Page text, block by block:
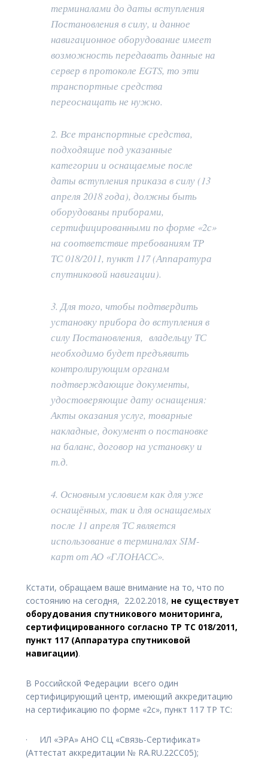
терминалами до даты вступления
Постановления в силу, и данное
навигационное оборудование имеет
возможность передавать данные на
сервер в протоколе EGTS, то эти
транспортные средства
переоснащать не нужно.
2. Все транспортные средства,
подходящие под указанные
категории и оснащаемые после
даты вступления приказа в силу (13
апреля 2018 года), должны быть
оборудованы приборами,
сертифицированными по форме «2с»
на соответствие требованиям ТР
ТС 018/2011, пункт 117 (Аппаратура
спутниковой навигации).
3. Для того, чтобы подтвердить
установку прибора до вступления в
силу Постановления, владельцу ТС
необходимо будет предъявить
контролирующим органам
подтверждающие документы,
удостоверяющие дату оснащения:
Акты оказания услуг, товарные
накладные, документ о постановке
на баланс, договор на установку и
т.д.
4. Основным условием как для уже
оснащённых, так и для оснащаемых
после 11 апреля ТС является
использование в терминалах SIM-
карт от АО «ГЛОНАСС».
Кстати, обращаем ваше внимание на то, что по
состоянию на сегодня, 22.02.2018, не существует
оборудования спутникового мониторинга,
сертифицированного согласно ТР ТС 018/2011,
пункт 117 (Аппаратура спутниковой
навигации).
В Российской Федерации всего один
сертифицирующий центр, имеющий аккредитацию
на сертификацию по форме «2с», пункт 117 ТР ТС:
· ИЛ «ЭРА» АНО СЦ «Связь-Сертификат»
(Аттестат аккредитации № RA.RU.22CC05);